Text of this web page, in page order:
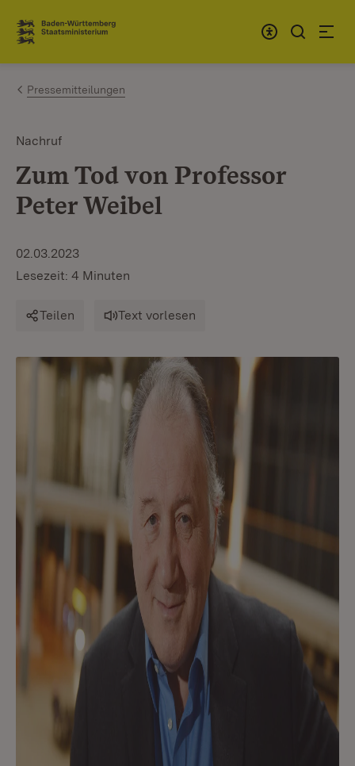
Zum Inhalt springen
Link zur Startseite
Pressemitteilungen
Nachruf
Zum Tod von Professor
Peter Weibel
02.03.2023
Lesezeit: 4 Minuten
Teilen Text vorlesen